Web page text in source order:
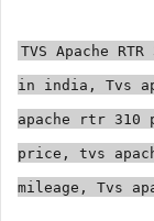
TVS Apache
in india, Tvs
apache rtr 310
price, tvs
mileage, Tvs